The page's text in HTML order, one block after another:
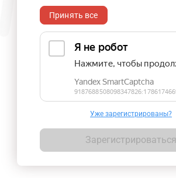
Принять все
Уже зарегистрированы?
Зарегистрироваться